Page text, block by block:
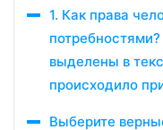
1. Как права
выделены в
происходило
Выберите